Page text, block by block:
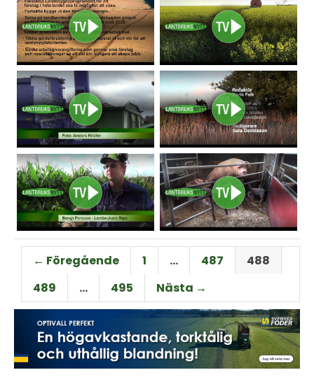
← Föregående 1 … 487
488
489
… 495 Nästa →